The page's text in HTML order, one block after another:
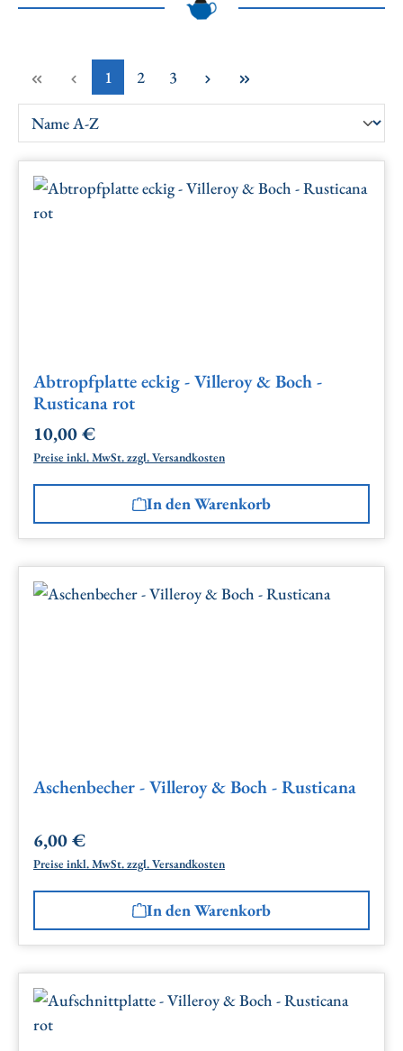
Seite
1 Seite
2 Seite
3
Abtropfplatte eckig - Villeroy & Boch -
Rusticana rot
Regulärer Preis:
10,00 €
Preise inkl. MwSt. zzgl. Versandkosten
In den Warenkorb
Aschenbecher - Villeroy & Boch - Rusticana
Regulärer Preis:
6,00 €
Preise inkl. MwSt. zzgl. Versandkosten
In den Warenkorb